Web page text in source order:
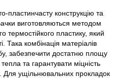
пластинчасту конструкцію та
виготовляються методом
термостійкого пластику, який
Така комбінація матеріалів
забезпечити достатню площу
та гарантувати міцність
Для ущільнювальних прокладок